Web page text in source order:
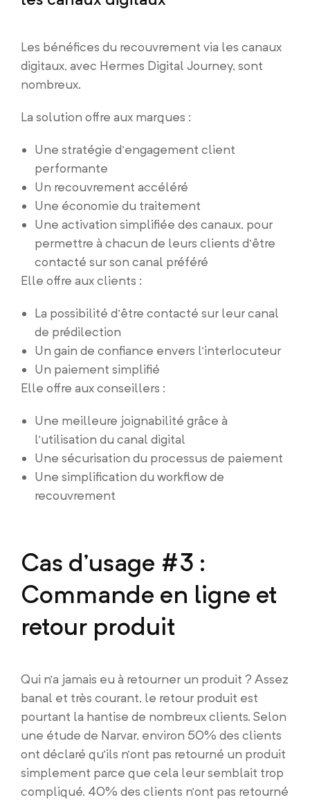
Les bénéfices du recouvrement via les canaux
digitaux, avec Hermes Digital Journey, sont
nombreux.
La solution offre aux marques :
Une stratégie d’engagement client
performante
Un recouvrement accéléré
Une économie du traitement
Une activation simplifiée des canaux, pour
permettre à chacun de leurs clients d’être
contacté sur son canal préféré
Elle offre aux clients :
La possibilité d’être contacté sur leur canal
de prédilection
Un gain de confiance envers l’interlocuteur
Un paiement simplifié
Elle offre aux conseillers :
Une meilleure joignabilité grâce à
l’utilisation du canal digital
Une sécurisation du processus de paiement
Une simplification du workflow de
recouvrement
Cas d’usage #3 :
Commande en ligne et
retour produit
Qui n’a jamais eu à retourner un produit ? Assez
banal et très courant, le retour produit est
pourtant la hantise de nombreux clients. Selon
une étude de Narvar, environ 50% des clients
ont déclaré qu’ils n’ont pas retourné un produit
simplement parce que cela leur semblait trop
compliqué. 40% des clients n’ont pas retourné